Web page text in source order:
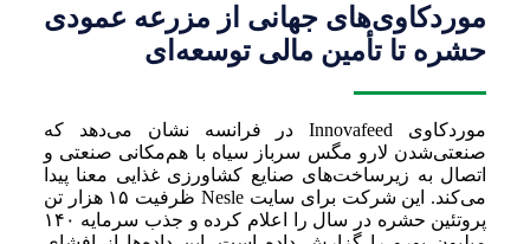
موردکاوی‌های جهانی از مزرعه عمودی
حشره تا تأمین مالی توسعه‌ای
موردکاوی Innovafeed در فرانسه نشان می‌دهد که
صنعتی‌شدن لارو مگس سرباز سیاه با هم‌مکانی صنعتی و
اتصال به زیرساخت‌های صنایع کشاورزی غذایی معنا پیدا
می‌کند. این شرکت برای سایت Nesle ظرفیت ۱۵ هزار تن
پروتئین حشره در سال را اعلام کرده و جذب سرمایه ۱۴۰